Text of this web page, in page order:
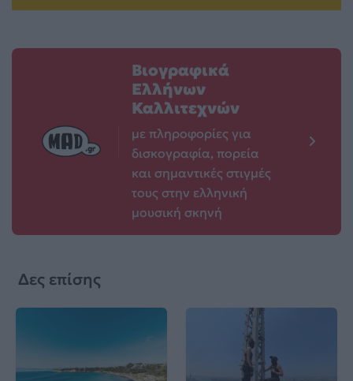
Βιογραφικά
Ελλήνων
Καλλιτεχνών
με πληροφορίες για
δισκογραφία, πορεία
και σημαντικές στιγμές
τους στην ελληνική
μουσική σκηνή
Δες επίσης